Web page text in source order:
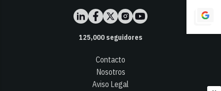
125,000seguidores
Contacto
Nosotros
Aviso Legal